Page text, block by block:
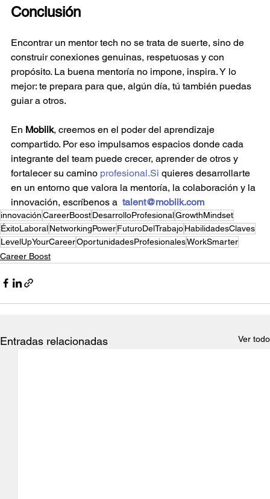
Conclusión
Encontrar un mentor tech no se trata de suerte, sino de
construir conexiones genuinas, respetuosas y con
propósito. La buena mentoría no impone, inspira. Y lo
mejor: te prepara para que, algún día, tú también puedas
guiar a otros.
En Mobiik, creemos en el poder del aprendizaje
compartido. Por eso impulsamos espacios donde cada
integrante del team puede crecer, aprender de otros y
fortalecer su camino profesional.Si quieres desarrollarte
en un entorno que valora la mentoría, la colaboración y la
innovación, escríbenos a talent@mobiik.com
innovaciónCareerBoostDesarrolloProfesionalGrowthMindset
ÉxitoLaboralNetworkingPowerFuturoDelTrabajoHabilidadesClaves
LevelUpYourCareerOportunidadesProfesionalesWorkSmarter
Career Boost
Entradas relacionadas Ver todo